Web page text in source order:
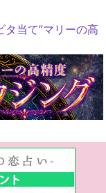
当て”マリーの高